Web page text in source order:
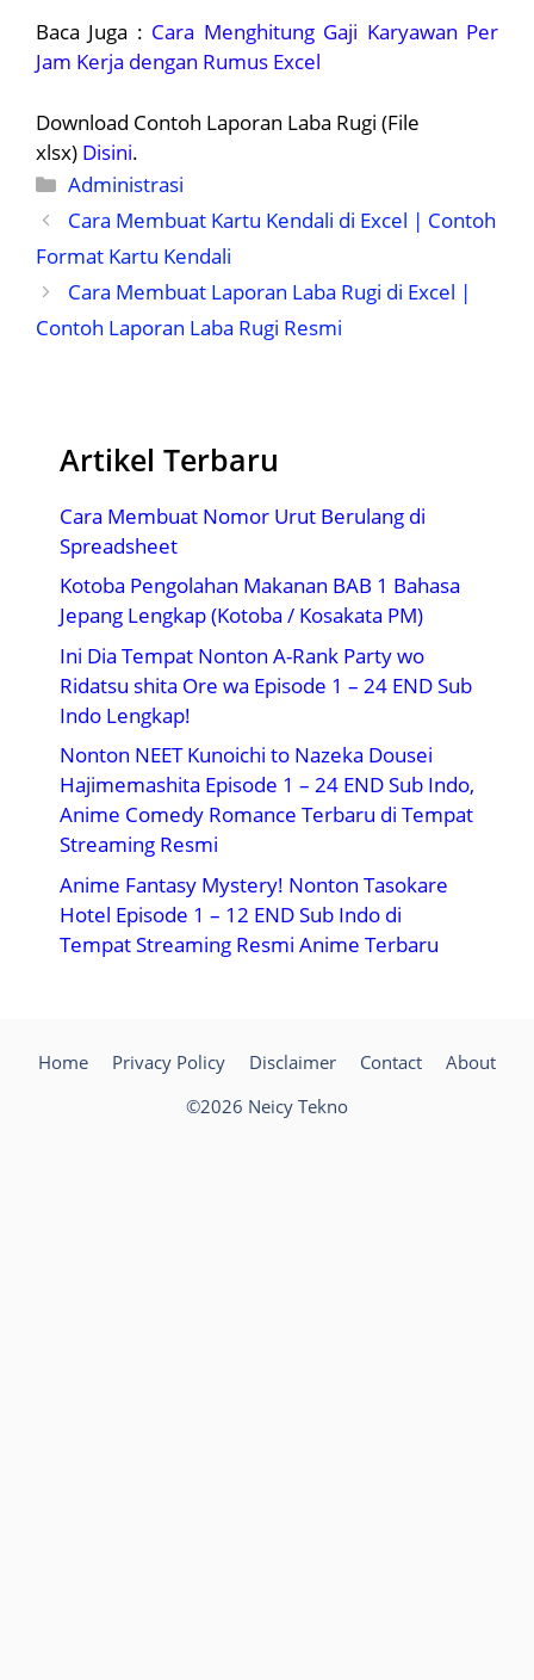
Baca Juga : Cara Menghitung Gaji Karyawan Per
Jam Kerja dengan Rumus Excel
Download Contoh Laporan Laba Rugi (File
xlsx) Disini.
Kategori
Administrasi
Cara Membuat Kartu Kendali di Excel | Contoh
Format Kartu Kendali
Cara Membuat Laporan Laba Rugi di Excel |
Contoh Laporan Laba Rugi Resmi
Artikel Terbaru
Cara Membuat Nomor Urut Berulang di
Spreadsheet
Kotoba Pengolahan Makanan BAB 1 Bahasa
Jepang Lengkap (Kotoba / Kosakata PM)
Ini Dia Tempat Nonton A-Rank Party wo
Ridatsu shita Ore wa Episode 1 – 24 END Sub
Indo Lengkap!
Nonton NEET Kunoichi to Nazeka Dousei
Hajimemashita Episode 1 – 24 END Sub Indo,
Anime Comedy Romance Terbaru di Tempat
Streaming Resmi
Anime Fantasy Mystery! Nonton Tasokare
Hotel Episode 1 – 12 END Sub Indo di
Tempat Streaming Resmi Anime Terbaru
Home Privacy Policy Disclaimer Contact
About
©2026 Neicy Tekno